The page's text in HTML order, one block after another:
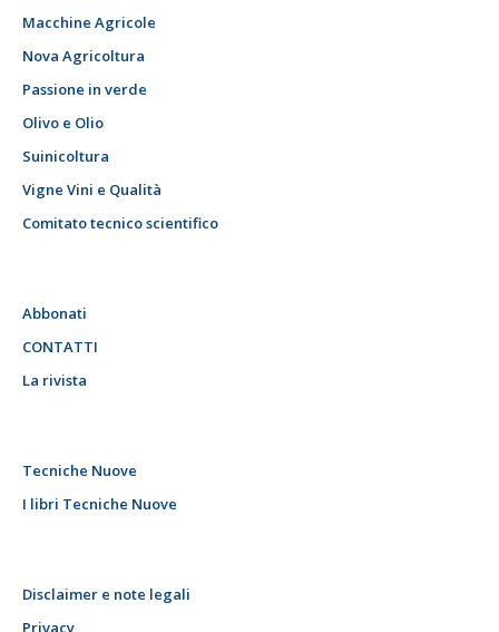
Macchine Agricole
Nova Agricoltura
Passione in verde
Olivo e Olio
Suinicoltura
Vigne Vini e Qualità
Comitato tecnico scientifico
Abbonati
CONTATTI
La rivista
Tecniche Nuove
I libri Tecniche Nuove
Disclaimer e note legali
Privacy